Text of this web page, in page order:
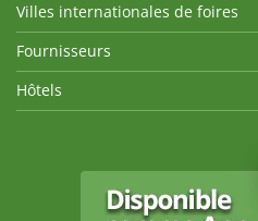
Villes internationales de foires
Fournisseurs
Hôtels